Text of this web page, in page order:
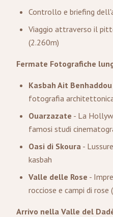
Controllo e briefing
Viaggio attraverso il
(2.260m)
Fermate Fotografiche
Kasbah Ait Benhaddou
fotografia
Ouarzazate - La
famosi studi
Oasi di Skoura -
kasbah
Valle delle Rose -
rocciose e campi di rose
Arrivo nella Valle del